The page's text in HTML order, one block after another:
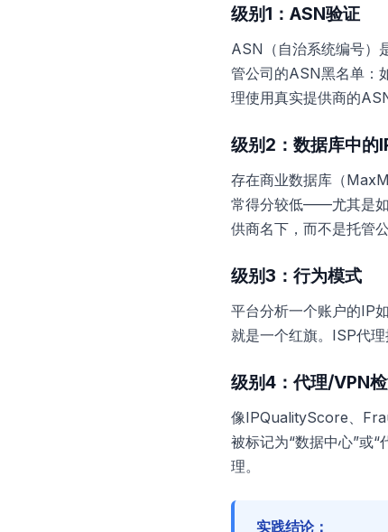
级别1：ASN验证
ASN（自治系统编号）
管公司的ASN黑名单：
理使用真实提供商的
级别2：数据库中的
存在商业数据库（
常得分较低——尤其是如
供商名下，而不是托管公
级别3：行为模式
平台分析一个账户的IP
就是一个红旗。ISP代
级别4：代理/VPN
像IPQualityScore、
被标记为“数据中心”或
理。
实践结论：